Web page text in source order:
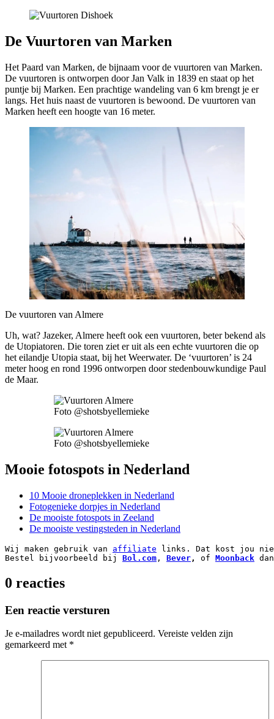
De Vuurtoren van Marken
Het Paard van Marken, de bijnaam voor de vuurtoren van Marken.
De vuurtoren is ontworpen door Jan Valk in 1839 en staat op het
puntje bij Marken. Een prachtige wandeling van 6 km brengt je er
langs. Het huis naast de vuurtoren is bewoond. De vuurtoren van
Marken heeft een hoogte van 16 meter.
De vuurtoren van Almere
Uh, wat? Jazeker, Almere heeft ook een vuurtoren, beter bekend als
de Utopiatoren. Die toren ziet er uit als een echte vuurtoren die op
het eilandje Utopia staat, bij het Weerwater. De ‘vuurtoren’ is 24
meter hoog en rond 1996 ontworpen door stedenbouwkundige Paul
de Maar.
Foto @shotsbyellemieke
Foto @shotsbyellemieke
Mooie fotospots in Nederland
10 Mooie droneplekken in Nederland
Fotogenieke dorpjes in Nederland
De mooiste fotospots in Zeeland
De mooiste vestingsteden in Nederland
Wij maken gebruik van affiliate links. Dat kost jou
Bestel bijvoorbeeld bij Bol.com , Bever , of Moonback
0 reacties
Een reactie versturen
Je e-mailadres wordt niet gepubliceerd. Vereiste velden zijn
gemarkeerd met *